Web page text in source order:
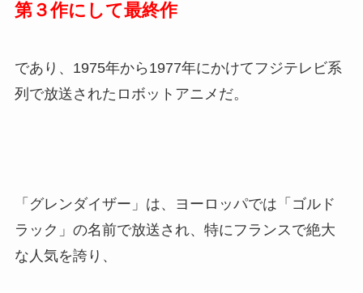
「UFOロボ グレンダイザー」（以下、グレンダイ
レートマジンガー」と世界観を共有した
であり、1975年から1977年にかけてフジテレビ系
列で放送されたロボットアニメだ。